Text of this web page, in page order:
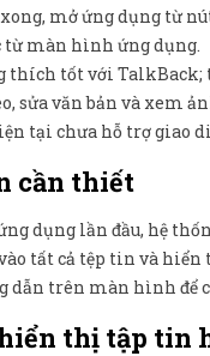
mở ứng dụng từ
từ màn hình ứng dụng.
thích tốt với
sửa văn bản và xem
tại chưa hỗ trợ giao
cần thiết
dụng lần đầu, hệ
tất cả tệp tin và hiển
dẫn trên màn hình để
thị tập tin